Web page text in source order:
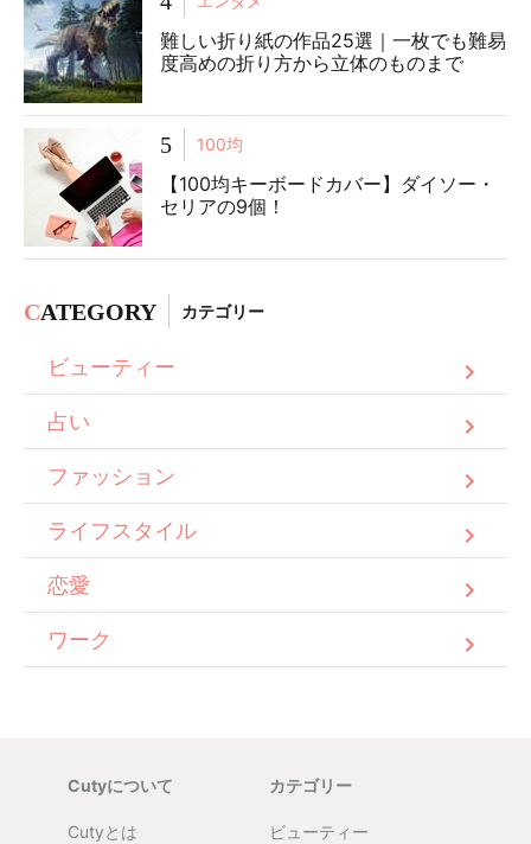
難しい折り紙の作品25選｜一枚でも難易
度高めの折り方から立体のものまで
5 100均
【100均キーボードカバー】ダイソー・
セリアの9個！
CATEGORY カテゴリー
ビューティー
占い
ファッション
ライフスタイル
恋愛
ワーク
Cutyについて
Cutyとは
カテゴリー
ビューティー